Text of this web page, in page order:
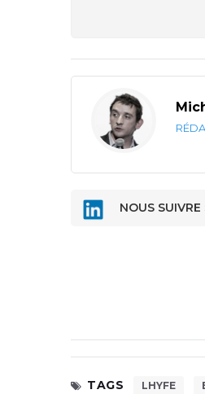
NOUS
TAGS
LHYFE